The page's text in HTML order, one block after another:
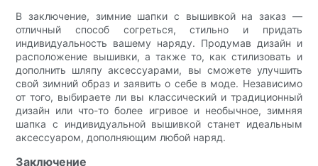
В заключение, зимние шапки с вышивкой на заказ —
отличный способ согреться, стильно и придать
индивидуальность вашему наряду. Продумав дизайн и
расположение вышивки, а также то, как стилизовать и
дополнить шляпу аксессуарами, вы сможете улучшить
свой зимний образ и заявить о себе в моде. Независимо
от того, выбираете ли вы классический и традиционный
дизайн или что-то более игривое и необычное, зимняя
шапка с индивидуальной вышивкой станет идеальным
аксессуаром, дополняющим любой наряд.
Заключение